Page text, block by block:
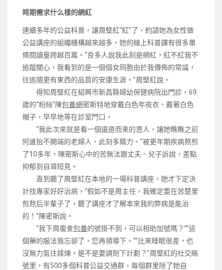
時期需求什么樣的網紅
連續多年的公益科普，讓周堅紅“紅”了，約請她為女性做
公益講座的組織機構越來越多，她的線上科普課有很多單
條閱讀量跨越百萬。“良多人說我此刻是網紅，紅不紅我不
追蹤關心，我看到的是一個個女同胞由於我傳佈的常識，
往追隨更有東西的品質的安康生涯。”周堅紅說。
得知周堅紅在紹興市新昌縣婦幼保健病院出門診，69
歲的“粉絲”陳包養網密斯特地穿戴白色年夜衣、戴著白色
帽子，早早地等在診室門口。
“我此次來就是看一個遠道而來的恩人，讓她瞧瞧之前
阿誰抬不開端的老婦人，此刻多精力。”被更年期疾病熬煎
了10多年，陳密斯心中的苦無法跟丈夫、兒子訴說，差點
抑郁到自尋短見。
直到聽了周堅紅在本地的一場科普講座，她才下定決
計找專家好好治病，“假如不是周主任，我確定要在苦楚里
煎熬后半輩子了，聽了講座才了解本來我的弊病是能治
的！”陳密斯說。
“我下周復查包養的號掛不到，可以相助加號嗎？”“這
個藥的服法我忘卻了，您再領導下。”“比來睡眠很差，也
沒無力氣往錘煉，是不是要調劑下計劃？”周堅紅的社交賬
號里，有500多個科普公益交通群，每個群里除了她自